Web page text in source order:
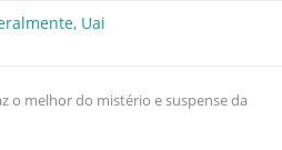
o melhor do mistério e suspense da